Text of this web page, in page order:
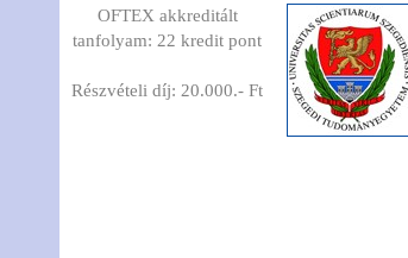
OFTEX akkreditált
tanfolyam: 22 kredit pont
Részvételi díj: 20.000.- Ft